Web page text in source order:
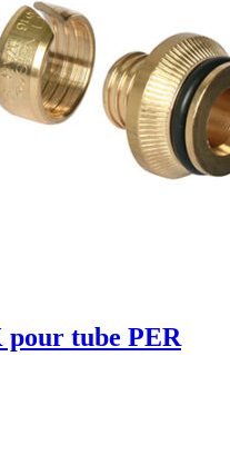
tube PER